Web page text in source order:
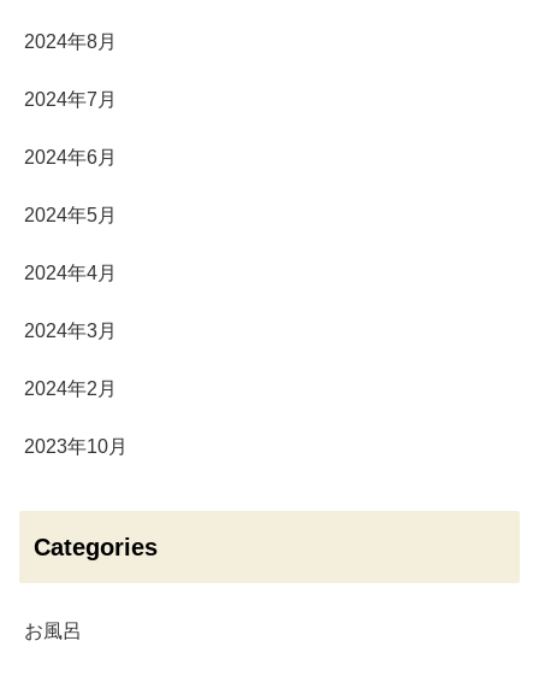
2024年8月
2024年7月
2024年6月
2024年5月
2024年4月
2024年3月
2024年2月
2023年10月
Categories
お風呂